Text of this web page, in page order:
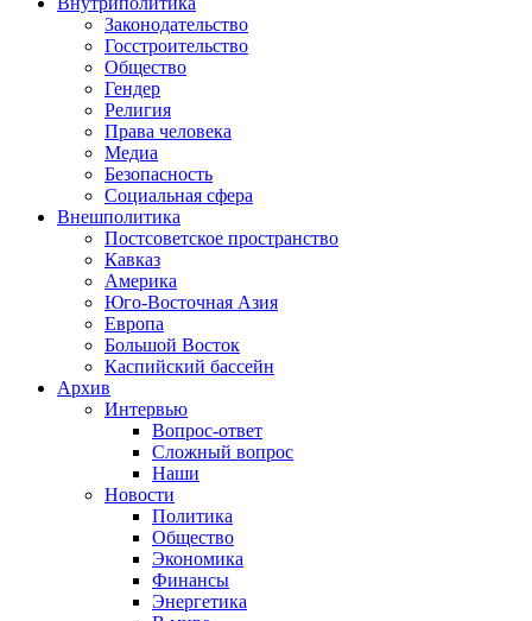
Законодательство
Госстроительство
Общество
Гендер
Религия
Права человека
Медиа
Безопасность
Социальная сфера
Внешполитика
Постсоветское пространство
Кавказ
Америка
Юго-Восточная Азия
Европа
Большой Восток
Каспийский бассейн
Архив
Интервью
Вопрос-ответ
Сложный вопрос
Наши
Новости
Политика
Общество
Экономика
Финансы
Энергетика